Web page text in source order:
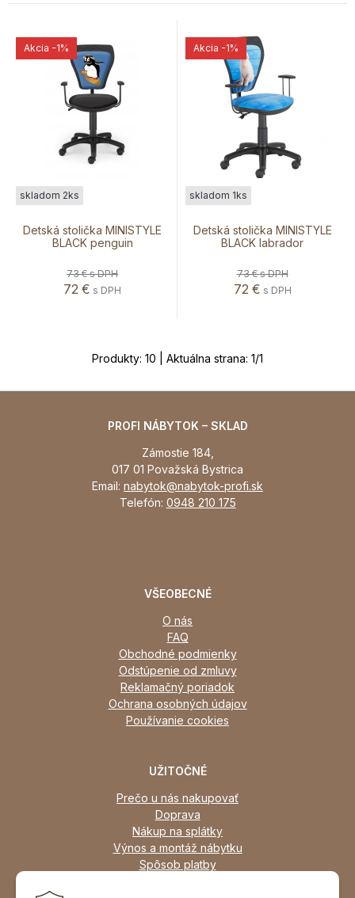
Detská stolička MINISTYLE
BLACK penguin
Akcia -1%
skladom 2ks
73 €s DPH
72 € s DPH
Detská stolička MINISTYLE
BLACK labrador
Akcia -1%
skladom 1ks
73 €s DPH
72 € s DPH
Produkty: 10 | Aktuálna strana: 1/1
PROFI NÁBYTOK – SKLAD
Zámostie 184,
017 01 Považská Bystrica
Email: nabytok@nabytok-profi.sk
Telefón: 0948 210 175
VŠEOBECNÉ
O nás
FAQ
Obchodné podmienky
Odstúpenie od zmluvy
Reklamačný poriadok
Ochrana osobných údajov
Používanie cookies
UŽITOČNÉ
Prečo u nás nakupovať
Doprava
Nákup na splátky
Výnos a montáž nábytku
Spôsob platby